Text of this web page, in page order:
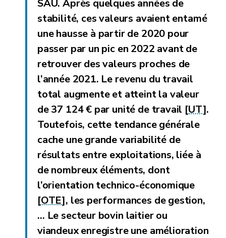
SAU. Après quelques années de
stabilité, ces valeurs avaient entamé
une hausse à partir de 2020 pour
passer par un pic en 2022 avant de
retrouver des valeurs proches de
l’année 2021. Le revenu du travail
total augmente et atteint la valeur
de37 124 € par unité de travail [UT].
Toutefois, cette tendance générale
cache une grande variabilité de
résultats entre exploitations, liée à
de nombreux éléments, dont
l’orientation technico-économique
[OTE], les performances de gestion,
… Le secteur bovin laitier ou
viandeux enregistre une amélioration